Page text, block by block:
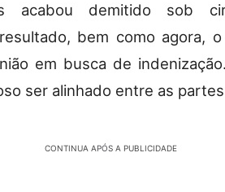
demitido sob
bem como agora,
em busca de
ser alinhado entre as
CONTINUA APÓS A PUBLICIDADE